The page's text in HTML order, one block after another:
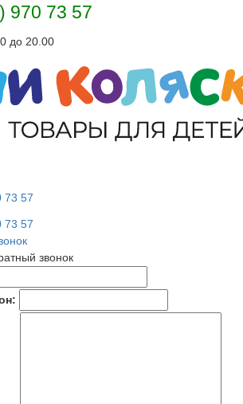
970 73 57
до 20.00
73 57
73 57
звонок